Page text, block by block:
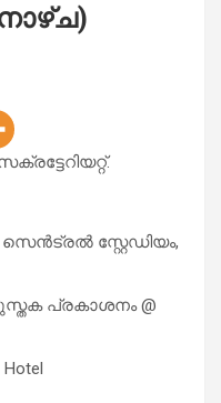
സെൻട്രൽ സ്റ്റേഡിയം,
പ്രകാശനം @
Hotel